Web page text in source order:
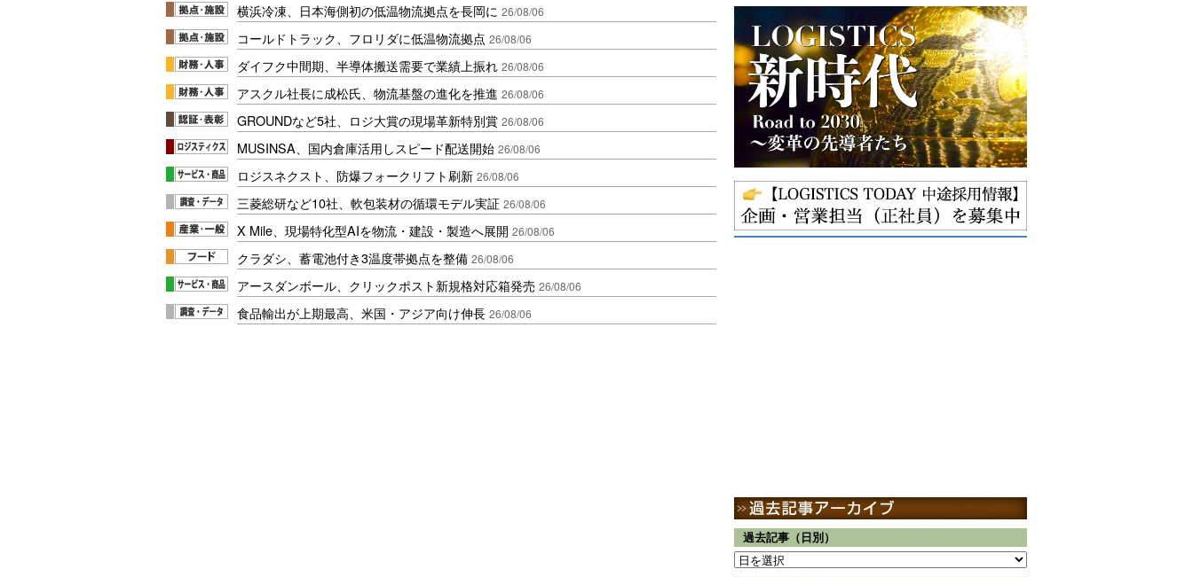
横浜冷凍、日本海側初の低温物流拠点を長岡に 26/08/06
コールドトラック、フロリダに低温物流拠点 26/08/06
ダイフク中間期、半導体搬送需要で業績上振れ 26/08/06
アスクル社長に成松氏、物流基盤の進化を推進 26/08/06
GROUNDなど5社、ロジ大賞の現場革新特別賞 26/08/06
MUSINSA、国内倉庫活用しスピード配送開始 26/08/06
ロジスネクスト、防爆フォークリフト刷新 26/08/06
三菱総研など10社、軟包装材の循環モデル実証 26/08/06
X Mile、現場特化型AIを物流・建設・製造へ展開 26/08/06
クラダシ、蓄電池付き3温度帯拠点を整備 26/08/06
アースダンボール、クリックポスト新規格対応箱発売 26/08/06
食品輸出が上期最高、米国・アジア向け伸長 26/08/06
過去記事（日別）